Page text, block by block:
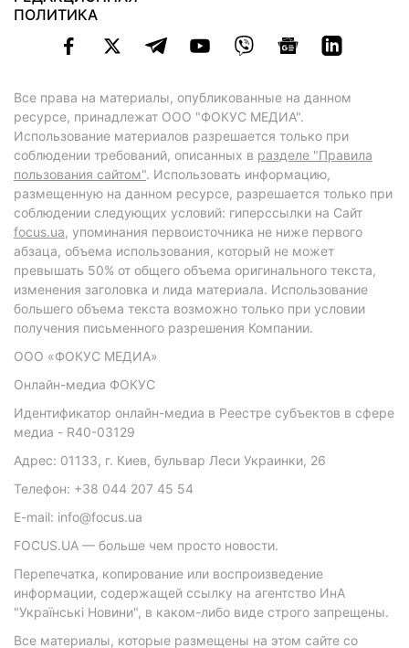
ПОЛИТИКА
Все права на материалы, опубликованные на данном
ресурсе, принадлежат ООО "ФОКУС МЕДИА".
Использование материалов разрешается только при
соблюдении требований, описанных в разделе "Правила
пользования сайтом". Использовать информацию,
размещенную на данном ресурсе, разрешается только при
соблюдении следующих условий: гиперссылки на Сайт
focus.ua, упоминания первоисточника не ниже первого
абзаца, объема использования, который не может
превышать 50% от общего объема оригинального текста,
изменения заголовка и лида материала. Использование
большего объема текста возможно только при условии
получения письменного разрешения Компании.
ООО «ФОКУС МЕДИА»
Онлайн-медиа ФОКУС
Идентификатор онлайн-медиа в Реестре субъектов в сфере
медиа - R40-03129
Адрес: 01133, г. Киев, бульвар Леси Украинки, 26
Телефон: +38 044 207 45 54
E-mail: info@focus.ua
FOCUS.UA — больше чем просто новости.
Перепечатка, копирование или воспроизведение
информации, содержащей ссылку на агентство ИнА
"Українські Новини", в каком-либо виде строго запрещены.
Все материалы, которые размещены на этом сайте со